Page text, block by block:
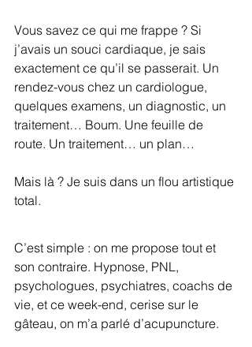
Vous savez ce qui me frappe ? Si
j’avais un souci cardiaque, je sais
exactement ce qu’il se passerait. Un
rendez-vous chez un cardiologue,
quelques examens, un diagnostic, un
traitement… Boum. Une feuille de
route. Un traitement… un plan…
Mais là ? Je suis dans un flou artistique
total.
C’est simple : on me propose tout et
son contraire. Hypnose, PNL,
psychologues, psychiatres, coachs de
vie, et ce week-end, cerise sur le
gâteau, on m’a parlé d’acupuncture.